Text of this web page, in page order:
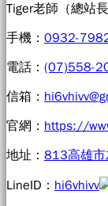
Tiger老師 （總站長
手機： 0932-
電話： (07)558-
信箱：
官網： https://
地址： 813高雄
LineID： hi6vhivv